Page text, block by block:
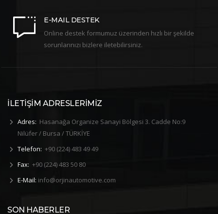
E-MAIL DESTEK
Online destek formumuz üzerinden hızlı bir şekilde
sorunlarınızı bizlere iletebilirsiniz.
İLETİŞİM ADRESLERİMİZ
Adres: Hasanağa Organize Sanayi Bölgesi 3. Cadde No:9
Nilüfer / Bursa / TÜRKİYE
Telefon: +90 (224) 483 49 49
Fax: +90 (224) 483 50 80
E-Mail: info@orjinautomotive.com
SON HABERLER